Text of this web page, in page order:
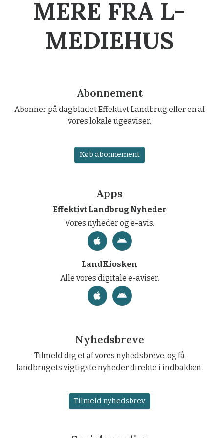
MERE FRA L-
MEDIEHUS
Abonnement
Abonner på dagbladet Effektivt Landbrug eller en af
vores lokale ugeaviser.
Køb abonnement
Apps
Effektivt Landbrug Nyheder
Vores nyheder og e-avis.
LandKiosken
Alle vores digitale e-aviser.
Nyhedsbreve
Tilmeld dig et af vores nyhedsbreve, og få
landbrugets vigtigste nyheder direkte i indbakken.
Tilmeld nyhedsbrev